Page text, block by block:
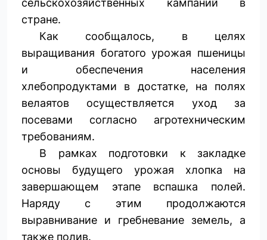
сельскохозяйственных кампаний в
стране.
Как сообщалось, в целях
выращивания богатого урожая пшеницы
и обеспечения населения
хлебопродуктами в достатке, на полях
велаятов осуществляется уход за
посевами согласно агротехническим
требованиям.
В рамках подготовки к закладке
основы будущего урожая хлопка на
завершающем этапе вспашка полей.
Наряду с этим продолжаются
выравнивание и гребневание земель, а
также полив.